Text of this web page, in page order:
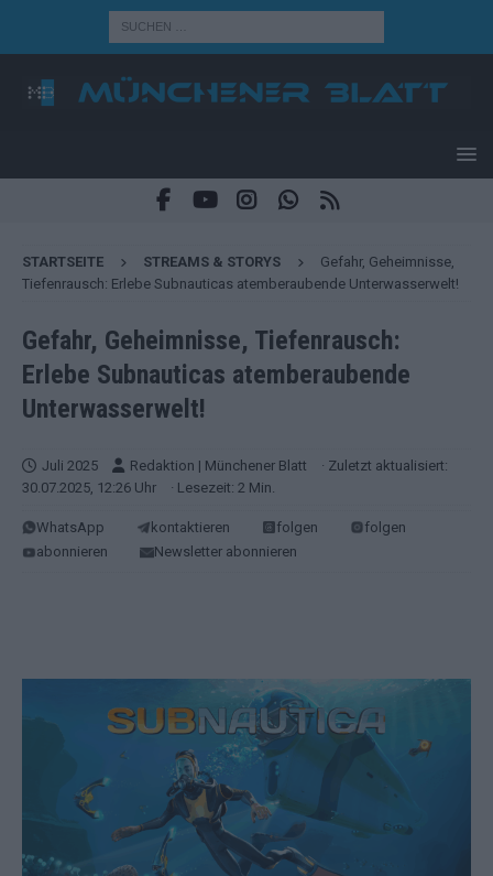
STARTSEITE STREAMS & STORYS
Gefahr, Geheimnisse,
Tiefenrausch: Erlebe Subnauticas atemberaubende Unterwasserwelt!
Gefahr, Geheimnisse, Tiefenrausch:
Erlebe Subnauticas atemberaubende
Unterwasserwelt!
Juli 2025 Redaktion | Münchener Blatt
· Zuletzt aktualisiert:
30.07.2025, 12:26 Uhr
· Lesezeit: 2 Min.
WhatsApp kontaktieren folgen
folgen
abonnieren
Newsletter abonnieren